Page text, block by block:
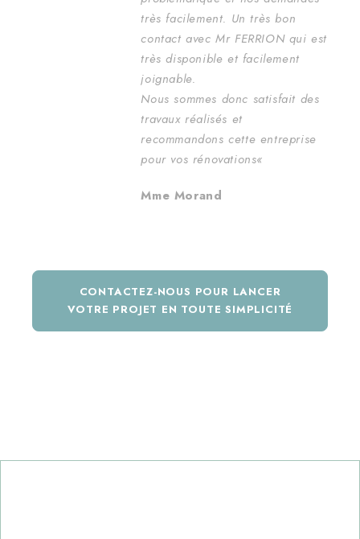
très facilement. Un très bon
contact avec Mr FERRION qui est
très disponible et facilement
joignable.
Nous sommes donc satisfait des
travaux réalisés et
recommandons cette entreprise
pour vos rénovations«
Mme Morand
CONTACTEZ-NOUS POUR LANCER
VOTRE PROJET EN TOUTE SIMPLICITÉ